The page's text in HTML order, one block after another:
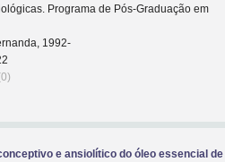
Programa de Pós-Graduação em
1992-
e ansiolítico do óleo essencial de